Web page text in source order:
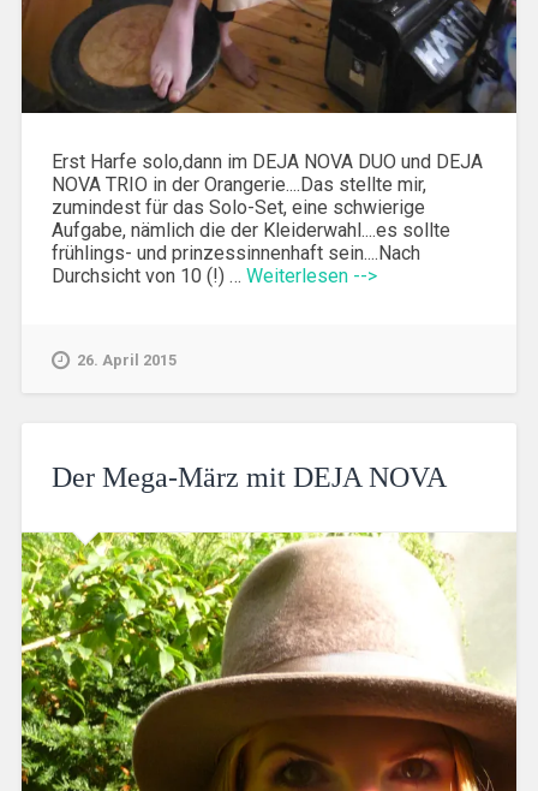
Erst Harfe solo,dann im DEJA NOVA DUO und DEJA
NOVA TRIO in der Orangerie....Das stellte mir,
zumindest für das Solo-Set, eine schwierige
Aufgabe, nämlich die der Kleiderwahl....es sollte
frühlings- und prinzessinnenhaft sein....Nach
Durchsicht von 10 (!) … Weiterlesen -->
26. April 2015
Der Mega-März mit DEJA NOVA